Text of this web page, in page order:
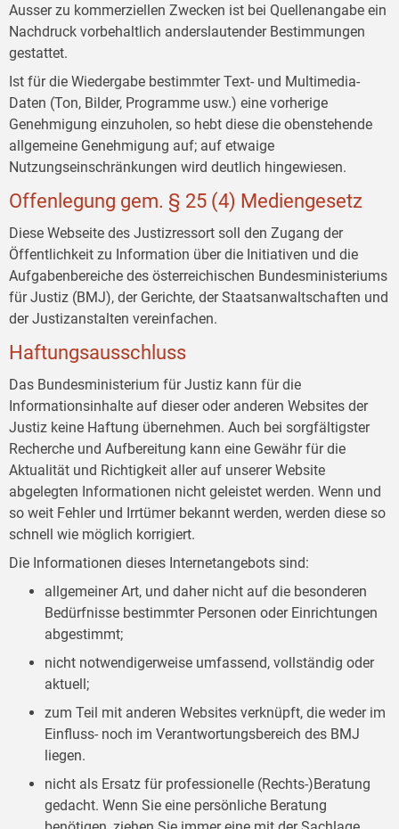
Ausser zu kommerziellen Zwecken ist bei Quellenangabe ein
Nachdruck vorbehaltlich anderslautender Bestimmungen
gestattet.
Ist für die Wiedergabe bestimmter Text- und Multimedia-
Daten (Ton, Bilder, Programme usw.) eine vorherige
Genehmigung einzuholen, so hebt diese die obenstehende
allgemeine Genehmigung auf; auf etwaige
Nutzungseinschränkungen wird deutlich hingewiesen.
Offenlegung gem. § 25 (4) Mediengesetz
Diese Webseite des Justizressort soll den Zugang der
Öffentlichkeit zu Information über die Initiativen und die
Aufgabenbereiche des österreichischen Bundesministeriums
für Justiz (BMJ), der Gerichte, der Staatsanwaltschaften und
der Justizanstalten vereinfachen.
Haftungsausschluss
Das Bundesministerium für Justiz kann für die
Informationsinhalte auf dieser oder anderen Websites der
Justiz keine Haftung übernehmen. Auch bei sorgfältigster
Recherche und Aufbereitung kann eine Gewähr für die
Aktualität und Richtigkeit aller auf unserer Website
abgelegten Informationen nicht geleistet werden. Wenn und
so weit Fehler und Irrtümer bekannt werden, werden diese so
schnell wie möglich korrigiert.
Die Informationen dieses Internetangebots sind:
allgemeiner Art, und daher nicht auf die besonderen
Bedürfnisse bestimmter Personen oder Einrichtungen
abgestimmt;
nicht notwendigerweise umfassend, vollständig oder
aktuell;
zum Teil mit anderen Websites verknüpft, die weder im
Einfluss- noch im Verantwortungsbereich des BMJ
liegen.
nicht als Ersatz für professionelle (Rechts-)Beratung
gedacht. Wenn Sie eine persönliche Beratung